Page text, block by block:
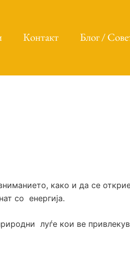
Контакт Блог /
како и да се
со енергија.
луѓе кои ве